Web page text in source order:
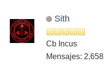
Sith
Cb Incus
Mensajes: 2,658